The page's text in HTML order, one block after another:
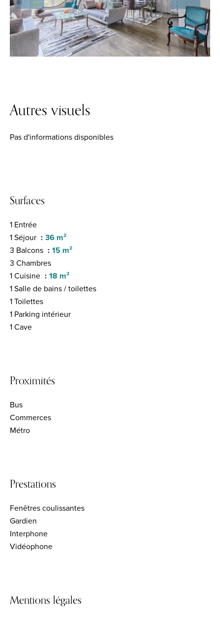
Autres visuels
Pas d'informations disponibles
Surfaces
1 Entrée
1 Séjour
36 m²
3 Balcons
15 m²
3 Chambres
1 Cuisine
18 m²
1 Salle de bains / toilettes
1 Toilettes
1 Parking intérieur
1 Cave
Proximités
Bus
Commerces
Métro
Prestations
Fenêtres coulissantes
Gardien
Interphone
Vidéophone
Mentions légales